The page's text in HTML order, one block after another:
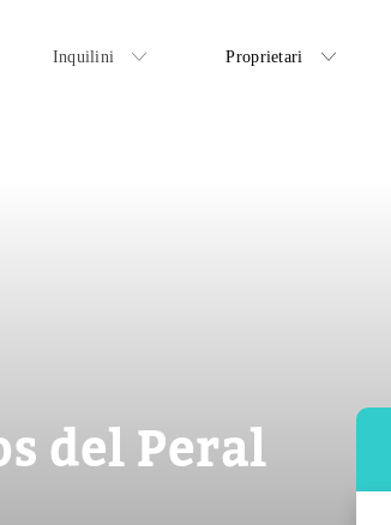
Inquilini Proprietari
del Peral